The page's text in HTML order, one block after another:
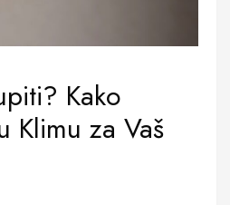
Kako
Klimu za Vaš